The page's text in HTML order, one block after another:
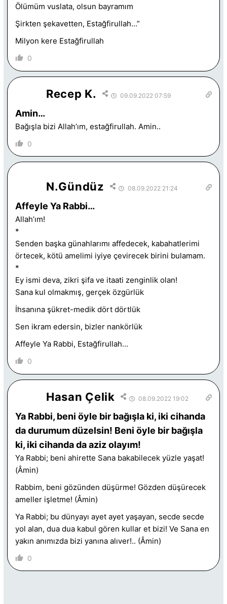
Ölümüm vuslata, olsun bayramım
Şirkten şekavetten, Estağfirullah…”
Milyon kere Estağfirullah
0
Recep K. 09.09.2022 07:59
Amin…
Bağışla bizi Allah’ım, estağfirullah. Amin..
0
N.Gündüz 08.09.2022 21:24
Affeyle Ya Rabbi…
Allah’ım!
*
Senden başka günahlarımı affedecek, kabahatlerimi
örtecek, kötü amelimi iyiye çevirecek birini bulamam.
*
Ey ismi deva, zikri şifa ve itaati zenginlik olan!
Sana kul olmakmış, gerçek özgürlük
İhsanına şükret-medik dört dörtlük
Sen ikram edersin, bizler nankörlük
Affeyle Ya Rabbi, Estağfirullah…
0
Hasan Çelik 08.09.2022 19:02
Ya Rabbi, beni öyle bir bağışla ki, iki cihanda
da durumum düzelsin! Beni öyle bir bağışla
ki, iki cihanda da aziz olayım!
Ya Rabbi; beni ahirette Sana bakabilecek yüzle yaşat!
(Âmin)
Rabbim, beni gözünden düşürme! Gözden düşürecek
ameller işletme! (Âmin)
Ya Rabbi; bu dünyayı ayet ayet yaşayan, secde secde
yol alan, dua dua kabul gören kullar et bizi! Ve Sana en
yakın anımızda bizi yanına alıver!.. (Âmin)
0